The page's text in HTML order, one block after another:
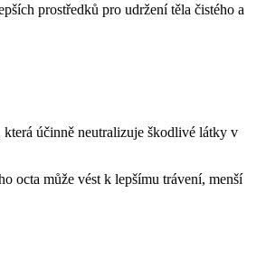
prostředků pro udržení těla čistého a
účinně neutralizuje škodlivé látky v
octa může vést k lepšímu trávení, menší